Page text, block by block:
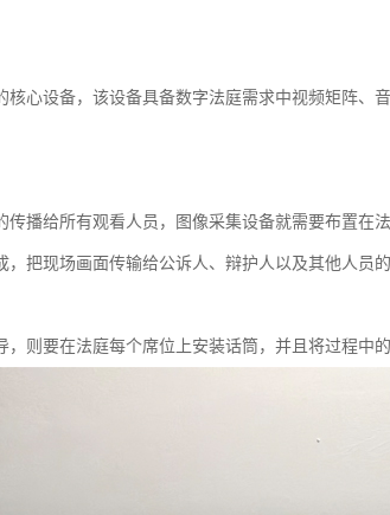
核心设备，该设备具备数字法庭需求中视频矩阵、
传播给所有观看人员，图像采集设备就需要布置在
把现场画面传输给公诉人、辩护人以及其他人员的
则要在法庭每个席位上安装话筒，并且将过程中